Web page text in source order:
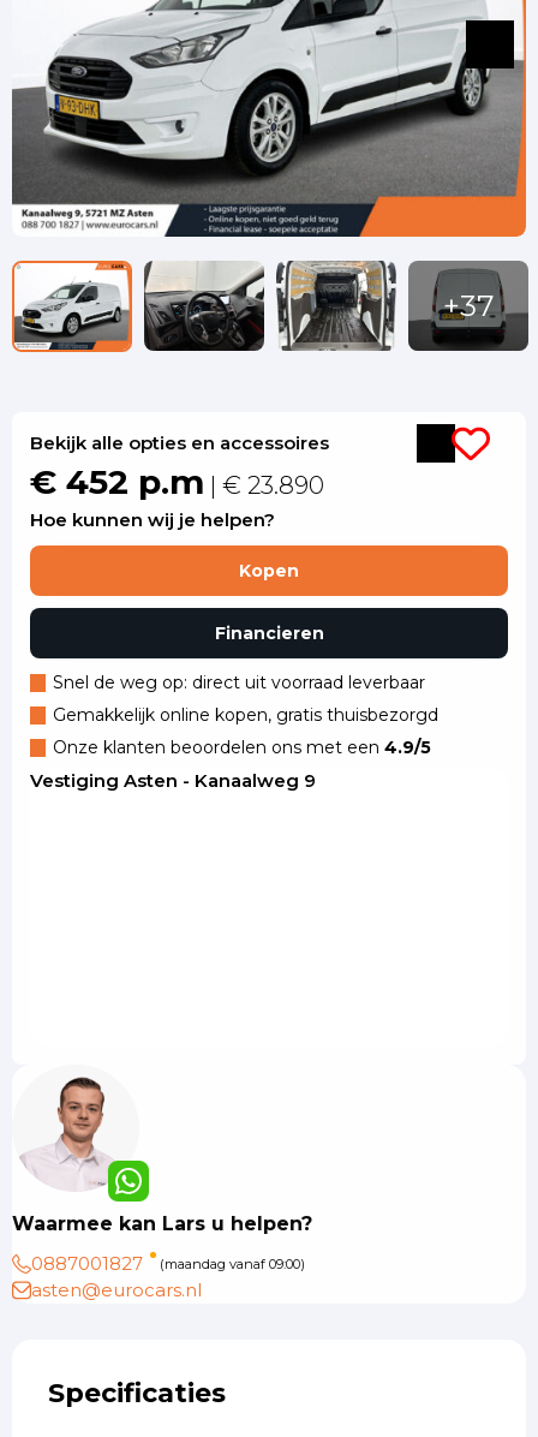
Bekijk alle opties en accessoires
€ 452 p.m | € 23.890
Hoe kunnen wij je helpen?
Kopen
Financieren
Snel de weg op: direct uit voorraad leverbaar
Gemakkelijk online kopen, gratis thuisbezorgd
Onze klanten beoordelen ons met een 4.9/5
Vestiging Asten - Kanaalweg 9
Waarmee kan Lars u helpen?
0887001827
(maandag vanaf 09:00)
asten@eurocars.nl
Specificaties